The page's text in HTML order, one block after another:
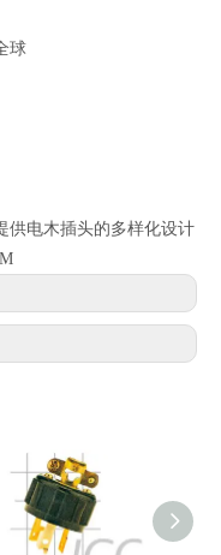
球
供电木插头的多样化设计